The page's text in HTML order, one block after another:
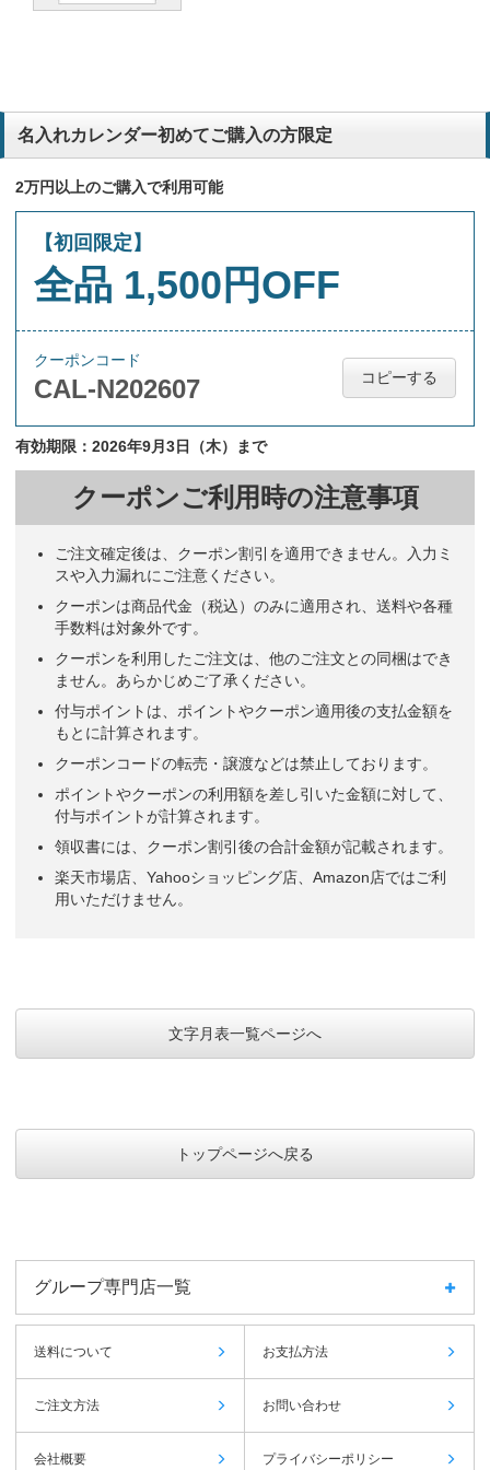
た。昨年同様お願いしたいのですが、一点デザインの変更をお願い致
します。ロゴマークと会社名はそのままで、出張所と営業所の記載を
削除して頂きたいです。宜しくお願い致します。
林業
いつもこのタイプのカレンダーをまとめて注文しています。分社化し
た為少数での注文となった為、通常お願いしている印刷業者ではなく
ネットでの注文を試みてみました。
名入れカレンダー初めてご購入の方限定
2万円以上のご購入で利用可能
【初回限定】
全品 1,500円OFF
クーポンコード
CAL-N202607 コピーする
有効期限：2026年9月3日（木）まで
クーポンご利用時の注意事項
ご注文確定後は、クーポン割引を適用できません。入力ミ
スや入力漏れにご注意ください。
クーポンは商品代金（税込）のみに適用され、送料や各種
手数料は対象外です。
クーポンを利用したご注文は、他のご注文との同梱はでき
ません。あらかじめご了承ください。
付与ポイントは、ポイントやクーポン適用後の支払金額を
もとに計算されます。
クーポンコードの転売・譲渡などは禁止しております。
ポイントやクーポンの利用額を差し引いた金額に対して、
付与ポイントが計算されます。
領収書には、クーポン割引後の合計金額が記載されます。
楽天市場店、Yahooショッピング店、Amazon店ではご利
用いただけません。
文字月表一覧ページへ
トップページへ戻る
グループ専門店一覧
送料について お支払方法
ご注文方法 お問い合わせ
会社概要 プライバシーポリシー